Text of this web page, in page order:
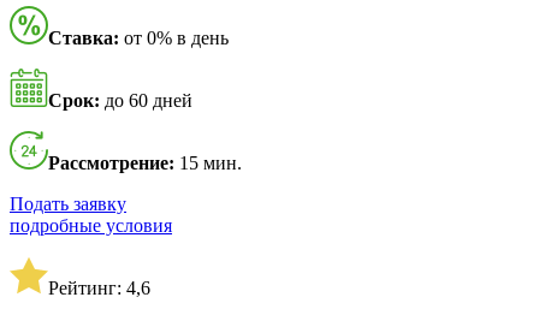
Ставка: от 0% в день
Срок: до 60 дней
Рассмотрение: 15 мин.
Подать заявку
подробные условия
Рейтинг: 4,6